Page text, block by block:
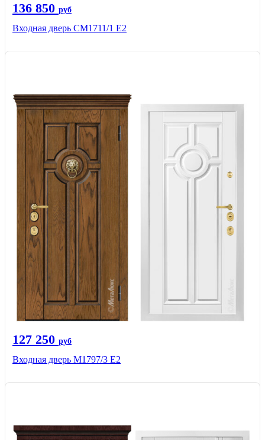
136 850 руб
Входная дверь CМ1711/1 Е2
127 250 руб
Входная дверь М1797/3 Е2